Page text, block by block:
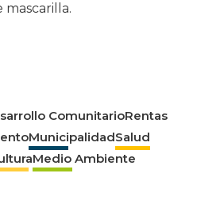
ComunitarioRentas
MunicipalidadSalud
Medio Ambiente